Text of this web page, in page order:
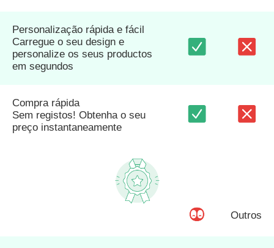
Personalização rápida e fácil
Carregue o seu design e
personalize os seus productos
em segundos
Compra rápida
Sem registos! Obtenha o seu
preço instantaneamente
Outros